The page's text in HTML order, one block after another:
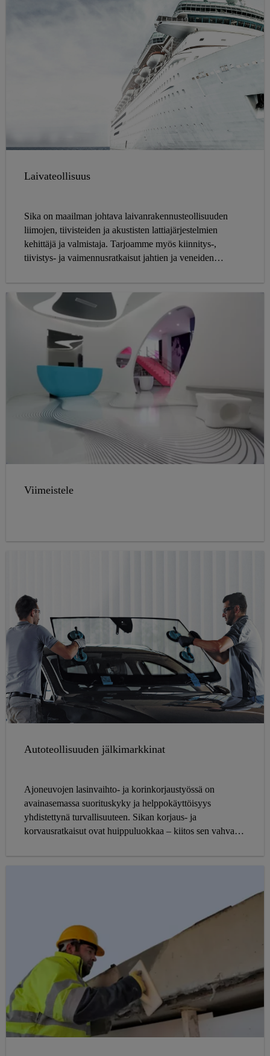
Laivateollisuus
Sika on maailman johtava laivanrakennusteollisuuden
liimojen, tiivisteiden ja akustisten lattiajärjestelmien
kehittäjä ja valmistaja. Tarjoamme myös kiinnitys-,
tiivistys- ja vaimennusratkaisut jahtien ja veneiden
Viimeistele
Autoteollisuuden jälkimarkkinat
Ajoneuvojen lasinvaihto- ja korinkorjaustyössä on
avainasemassa suorituskyky ja helppokäyttöisyys
yhdistettynä turvallisuuteen. Sikan korjaus- ja
korvausratkaisut ovat huippuluokkaa – kiitos sen vahvan